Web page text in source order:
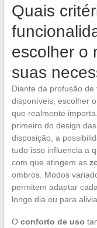
Quais
escolher o
suas
Diante da profusão de
disponíveis, escolher
que realmente
primeiro do design das
disposição, a
tudo isso influencia a
com que atingem as
ombros. Modos
permitem adaptar
longo dia ou para
O conforto de uso